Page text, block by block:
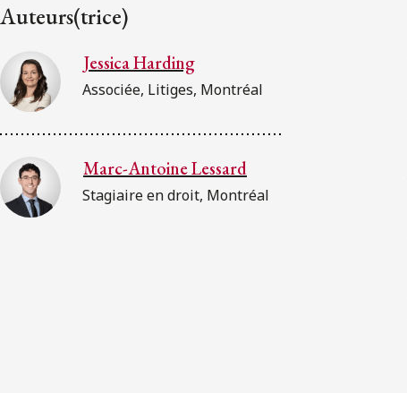
Auteurs(trice)
Jessica Harding
Associée, Litiges, Montréal
Marc-Antoine Lessard
Stagiaire en droit, Montréal